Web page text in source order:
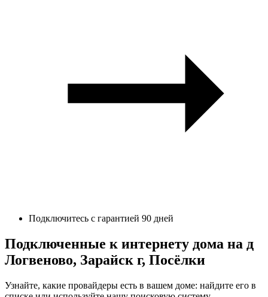
Подключитесь с гарантией 90 дней
Подключенные к интернету дома на д
Логвеново, Зарайск г, Посёлки
Узнайте, какие провайдеры есть в вашем доме: найдите его в